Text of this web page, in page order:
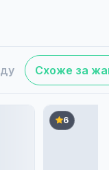
суперників»
Схоже за
6